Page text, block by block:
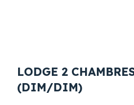
LODGE 2
(DIM/DIM)